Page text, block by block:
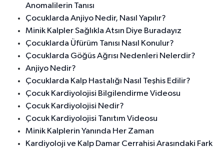
Anomalilerin Tanısı
Çocuklarda Anjiyo Nedir, Nasıl Yapılır?
Minik Kalpler Sağlıkla Atsın Diye Buradayız
Çocuklarda Üfürüm Tanısı Nasıl Konulur?
Çocuklarda Göğüs Ağrısı Nedenleri Nelerdir?
Anjiyo Nedir?
Çocuklarda Kalp Hastalığı Nasıl Teşhis Edilir?
Çocuk Kardiyolojisi Bilgilendirme Videosu
Çocuk Kardiyolojisi Nedir?
Çocuk Kardiyolojisi Tanıtım Videosu
Minik Kalplerin Yanında Her Zaman
Kardiyoloji ve Kalp Damar Cerrahisi Arasındaki Fark